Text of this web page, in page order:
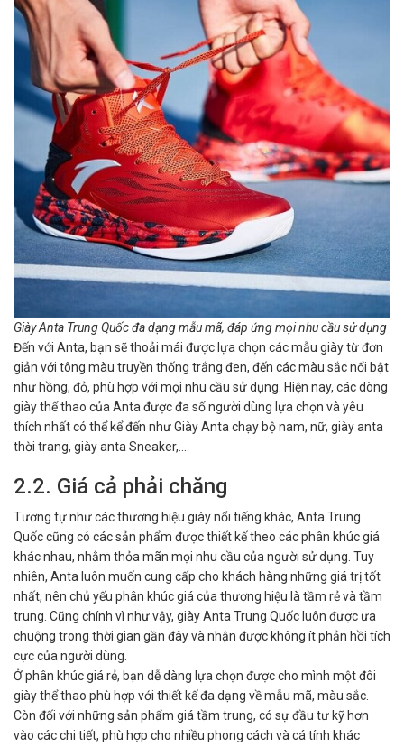
Giày Anta Trung Quốc đa dạng mẫu mã, đáp ứng mọi nhu cầu sử dụng
Đến với Anta, bạn sẽ thoải mái được lựa chọn các mẫu giày từ đơn
giản với tông màu truyền thống trắng đen, đến các màu sắc nổi bật
như hồng, đỏ, phù hợp với mọi nhu cầu sử dụng. Hiện nay, các dòng
giày thể thao của Anta được đa số người dùng lựa chọn và yêu
thích nhất có thể kể đến như Giày Anta chạy bộ nam, nữ, giày anta
thời trang, giày anta Sneaker,....
2.2. Giá cả phải chăng
Tương tự như các thương hiệu giày nổi tiếng khác, Anta Trung
Quốc cũng có các sản phẩm được thiết kế theo các phân khúc giá
khác nhau, nhằm thỏa mãn mọi nhu cầu của người sử dụng. Tuy
nhiên, Anta luôn muốn cung cấp cho khách hàng những giá trị tốt
nhất, nên chủ yếu phân khúc giá của thương hiệu là tầm rẻ và tầm
trung. Cũng chính vì như vậy, giày Anta Trung Quốc luôn được ưa
chuộng trong thời gian gần đây và nhận được không ít phản hồi tích
cực của người dùng.
Ở phân khúc giá rẻ, bạn dễ dàng lựa chọn được cho mình một đôi
giày thể thao phù hợp với thiết kế đa dạng về mẫu mã, màu sắc.
Còn đối với những sản phẩm giá tầm trung, có sự đầu tư kỹ hơn
vào các chi tiết, phù hợp cho nhiều phong cách và cá tính khác